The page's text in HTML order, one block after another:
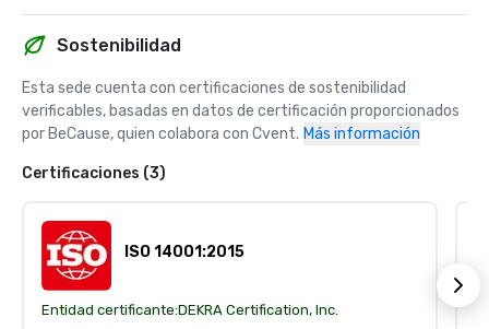
Sostenibilidad
Esta sede cuenta con certificaciones de sostenibilidad
verificables, basadas en datos de certificación proporcionados
por BeCause, quien colabora con Cvent. Más información
Certificaciones (3)
ISO 14001:2015
Entidad certificante:DEKRA Certification, Inc.